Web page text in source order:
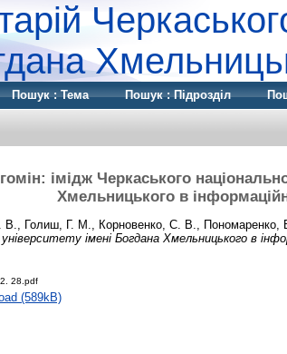
Пошук : Тема Пошук : Підрозділ
імідж Черкаського
Хмельницького в
В. Голиш, Г. М. Корновенко, С. В. Пономаренко,
університету імені Богдана Хмельницького в
28.pdf
(589kB)